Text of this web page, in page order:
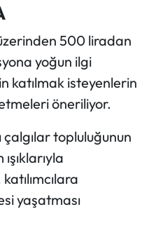
500 liradan
yoğun ilgi
katılmak isteyenlerin
öneriliyor.
çalgılar topluluğunun
yaşatması